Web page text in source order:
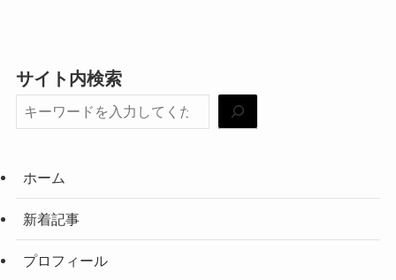
サイト内検索
ホーム
新着記事
プロフィール